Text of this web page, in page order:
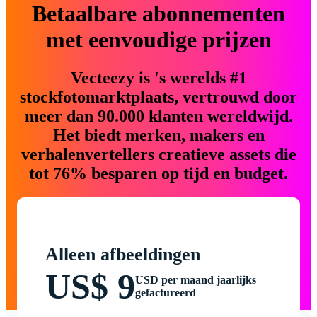
Betaalbare abonnementen
met eenvoudige prijzen
Vecteezy is 's werelds #1
stockfotomarktplaats, vertrouwd door
meer dan 90.000 klanten wereldwijd.
Het biedt merken, makers en
verhalenvertellers creatieve assets die
tot 76% besparen op tijd en budget.
Alleen afbeeldingen
US$ 9USD per maand jaarlijks
gefactureerd